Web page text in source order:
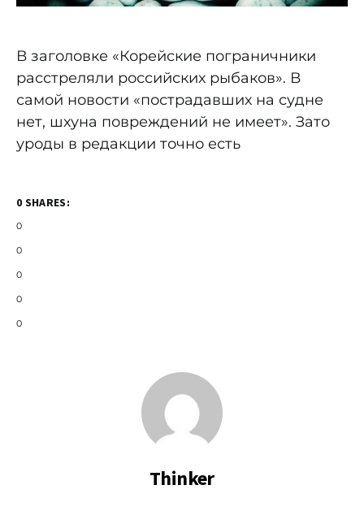
В заголовке «Корейские пограничники
расстреляли российских рыбаков». В
самой новости «пострадавших на судне
нет, шхуна повреждений не имеет». Зато
уроды в редакции точно есть
0 SHARES:
0
0
0
0
0
Thinker